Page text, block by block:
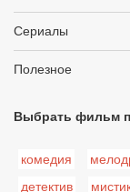
Сериалы
Полезное
Выбрать фильм
комедия
детектив